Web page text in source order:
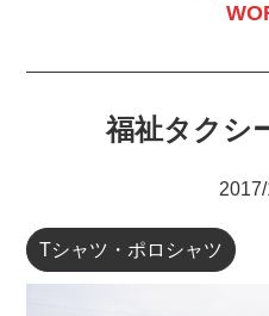
福祉タクシ
Tシャツ・ポロシャツ